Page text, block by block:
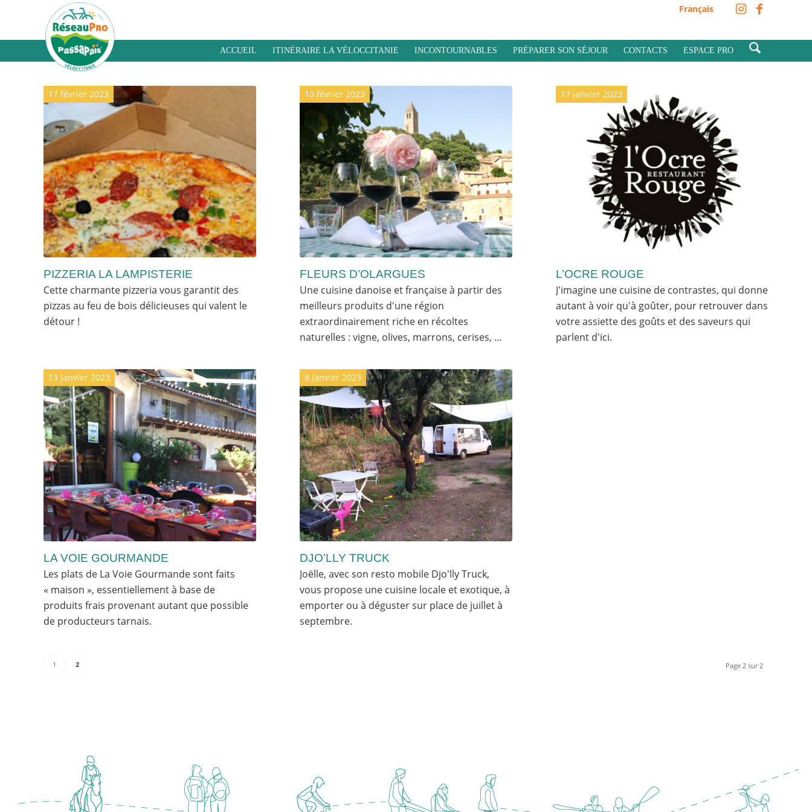
Français
ACCUEIL ITINÉRAIRE LA VÉLOCCITANIE INCONTOURNABLES PRÉPARER SON SÉJOUR CONTACTS ESPACE PRO
Archive pour la catégorie : Restauration
PIZZERIA LA LAMPISTERIE
17 février 2023
Cette charmante pizzeria vous garantit des
pizzas au feu de bois délicieuses qui valent le
détour !
FLEURS D’OLARGUES
10 février 2023
Une cuisine danoise et française à partir des
meilleurs produits d'une région
extraordinairement riche en récoltes
naturelles : vigne, olives, marrons, cerises, ...
L’OCRE ROUGE
17 janvier 2023
J'imagine une cuisine de contrastes, qui donne
autant à voir qu'à goûter, pour retrouver dans
votre assiette des goûts et des saveurs qui
parlent d'ici.
LA VOIE GOURMANDE
13 janvier 2023
Les plats de La Voie Gourmande sont faits
« maison », essentiellement à base de
produits frais provenant autant que possible
de producteurs tarnais.
DJO’LLY TRUCK
8 janvier 2023
Joëlle, avec son resto mobile Djo'lly Truck,
vous propose une cuisine locale et exotique, à
emporter ou à déguster sur place de juillet à
septembre.
Page 2 sur 2
1 2